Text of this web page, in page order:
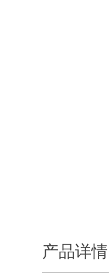
产品详情